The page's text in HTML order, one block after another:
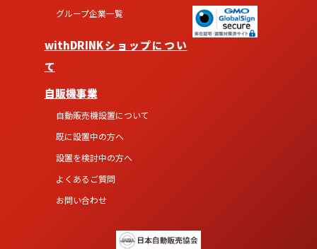
グループ企業一覧
withDRINKショップについ
て
自販機事業
自動販売機設置について
既に設置中の方へ
設置を検討中の方へ
よくあるご質問
お問い合わせ